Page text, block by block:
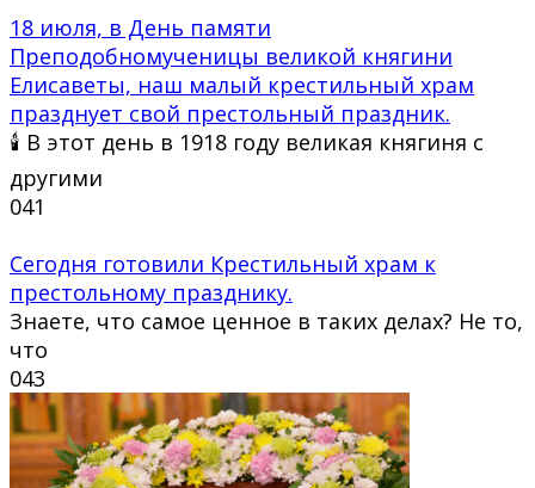
18 июля, в День памяти
Преподобномученицы великой княгини
Елисаветы, наш малый крестильный храм
празднует свой престольный праздник.
🕯 В этот день в 1918 году великая княгиня с
другими
041
Сегодня готовили Крестильный храм к
престольному празднику.
Знаете, что самое ценное в таких делах? Не то,
что
043